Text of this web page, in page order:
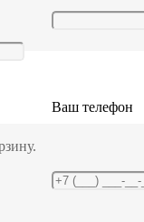
Ваш телефон